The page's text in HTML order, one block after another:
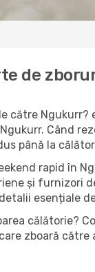
de
către
Când
până la
rapid în
și furnizori
esențiale
călătorie?
zboară